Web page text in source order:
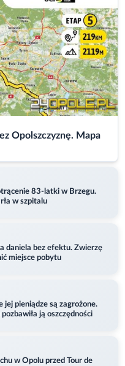
Opolszczyznę. Mapa
83-latki w Brzegu.
w szpitalu
daniela bez efektu. Zwierzę
miejsce pobytu
jej pieniądze są zagrożone.
pozbawiła ją oszczędności
w Opolu przed Tour de